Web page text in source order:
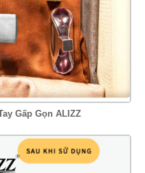
Gấp Gọn ALIZZ